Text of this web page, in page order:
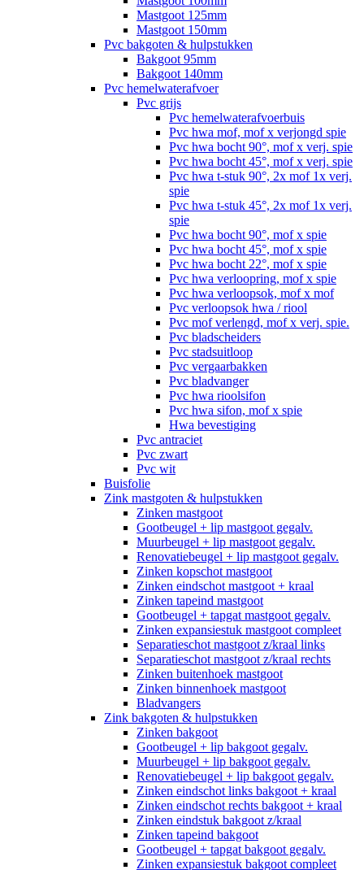
Mastgoot 125mm
Mastgoot 150mm
Pvc bakgoten & hulpstukken
Bakgoot 95mm
Bakgoot 140mm
Pvc hemelwaterafvoer
Pvc grijs
Pvc hemelwaterafvoerbuis
Pvc hwa mof, mof x verjongd spie
Pvc hwa bocht 90°, mof x verj. spie
Pvc hwa bocht 45°, mof x verj. spie
Pvc hwa t-stuk 90°, 2x mof 1x verj.
spie
Pvc hwa t-stuk 45°, 2x mof 1x verj.
spie
Pvc hwa bocht 90°, mof x spie
Pvc hwa bocht 45°, mof x spie
Pvc hwa bocht 22°, mof x spie
Pvc hwa verloopring, mof x spie
Pvc hwa verloopsok, mof x mof
Pvc verloopsok hwa / riool
Pvc mof verlengd, mof x verj. spie.
Pvc bladscheiders
Pvc stadsuitloop
Pvc vergaarbakken
Pvc bladvanger
Pvc hwa rioolsifon
Pvc hwa sifon, mof x spie
Hwa bevestiging
Pvc antraciet
Pvc zwart
Pvc wit
Buisfolie
Zink mastgoten & hulpstukken
Zinken mastgoot
Gootbeugel + lip mastgoot gegalv.
Muurbeugel + lip mastgoot gegalv.
Renovatiebeugel + lip mastgoot gegalv.
Zinken kopschot mastgoot
Zinken eindschot mastgoot + kraal
Zinken tapeind mastgoot
Gootbeugel + tapgat mastgoot gegalv.
Zinken expansiestuk mastgoot compleet
Separatieschot mastgoot z/kraal links
Separatieschot mastgoot z/kraal rechts
Zinken buitenhoek mastgoot
Zinken binnenhoek mastgoot
Bladvangers
Zink bakgoten & hulpstukken
Zinken bakgoot
Gootbeugel + lip bakgoot gegalv.
Muurbeugel + lip bakgoot gegalv.
Renovatiebeugel + lip bakgoot gegalv.
Zinken eindschot links bakgoot + kraal
Zinken eindschot rechts bakgoot + kraal
Zinken eindstuk bakgoot z/kraal
Zinken tapeind bakgoot
Gootbeugel + tapgat bakgoot gegalv.
Zinken expansiestuk bakgoot compleet